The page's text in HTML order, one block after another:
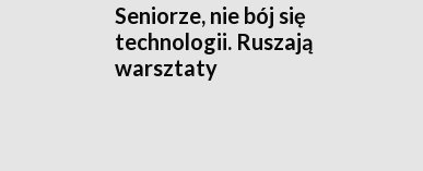
Seniorze, nie bój się
technologii. Ruszają
warsztaty